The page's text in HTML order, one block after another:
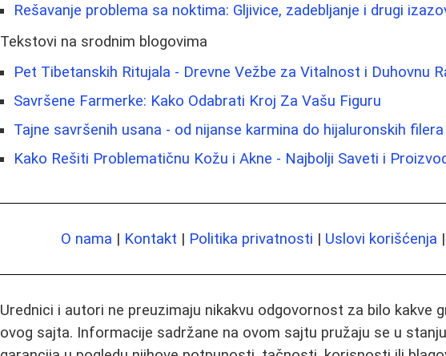
Rešavanje problema sa noktima: Gljivice, zadebljanje i drugi
Tekstovi na srodnim blogovima
Pet Tibetanskih Ritujala - Drevne Vežbe za Vitalnost i Duhovnu
Savršene Farmerke: Kako Odabrati Kroj Za Vašu Figuru
Tajne savršenih usana - od nijanse karmina do hijaluronskih filera
Kako Rešiti Problematičnu Kožu i Akne - Najbolji Saveti i
O nama | Kontakt | Politika privatnosti | Uslovi korišćenja |
Urednici i autori ne preuzimaju nikakvu odgovornost za bilo kakve
ovog sajta. Informacije sadržane na ovom sajtu pružaju se u